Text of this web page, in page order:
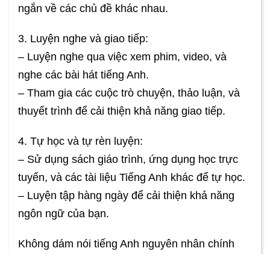
ngắn về các chủ đề khác nhau.
3. Luyện nghe và giao tiếp:
– Luyện nghe qua việc xem phim, video, và
nghe các bài hát tiếng Anh.
– Tham gia các cuộc trò chuyện, thảo luận, và
thuyết trình để cải thiện khả năng giao tiếp.
4. Tự học và tự rèn luyện:
– Sử dụng sách giáo trình, ứng dụng học trực
tuyến, và các tài liệu Tiếng Anh khác để tự học.
– Luyện tập hàng ngày để cải thiện khả năng
ngôn ngữ của bạn.
Không dám nói tiếng Anh nguyên nhân chính